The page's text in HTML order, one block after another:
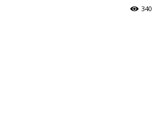
340